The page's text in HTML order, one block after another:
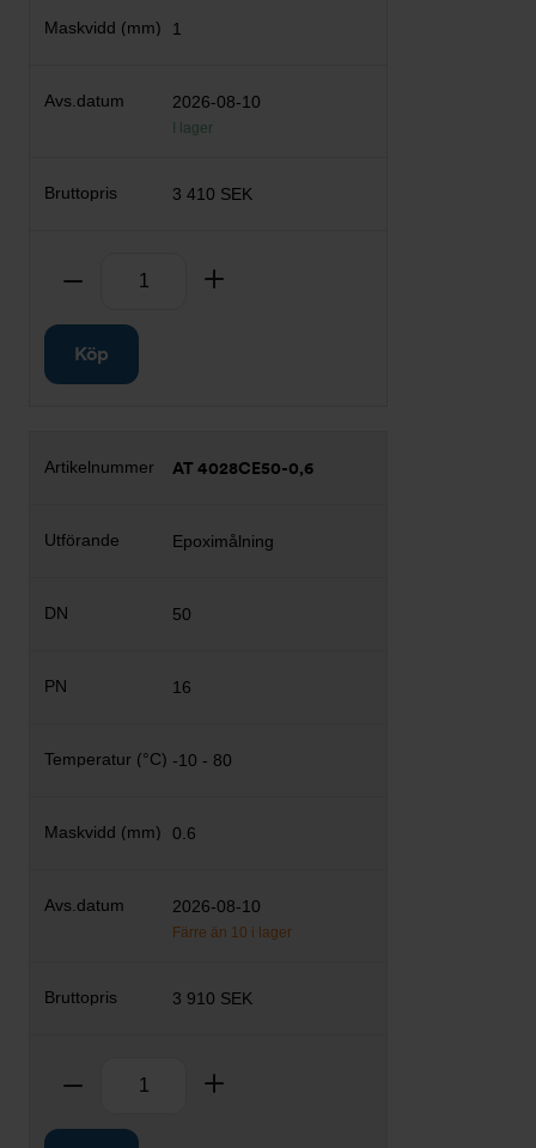
1
2026-08-10
I lager
3 410 SEK
Ta bort
Köp
AT 4028CE50-0,6
Epoximålning
50
16
-10 - 80
0.6
2026-08-10
Färre än 10 i lager
3 910 SEK
Ta bort